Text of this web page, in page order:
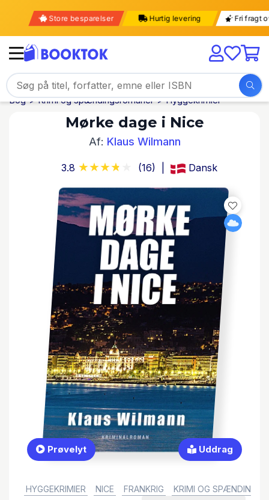
Store besparelser Hurtig levering Fri
Bog Krimi og spændingsromaner Hyggekrimier
Mørke dage i Nice
Af: Klaus Wilmann
3.8 (16) Dansk
Prøvelyt Uddrag
HYGGEKRIMIER
NICE FRANKRIG KRIMI OG